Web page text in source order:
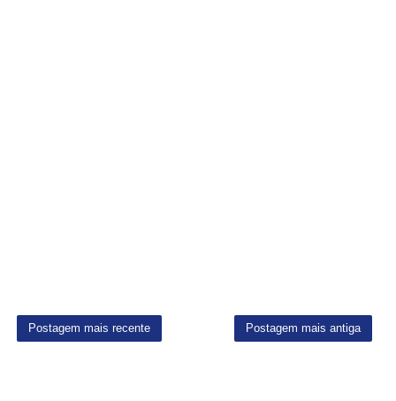
Postagem mais recente Postagem mais antiga